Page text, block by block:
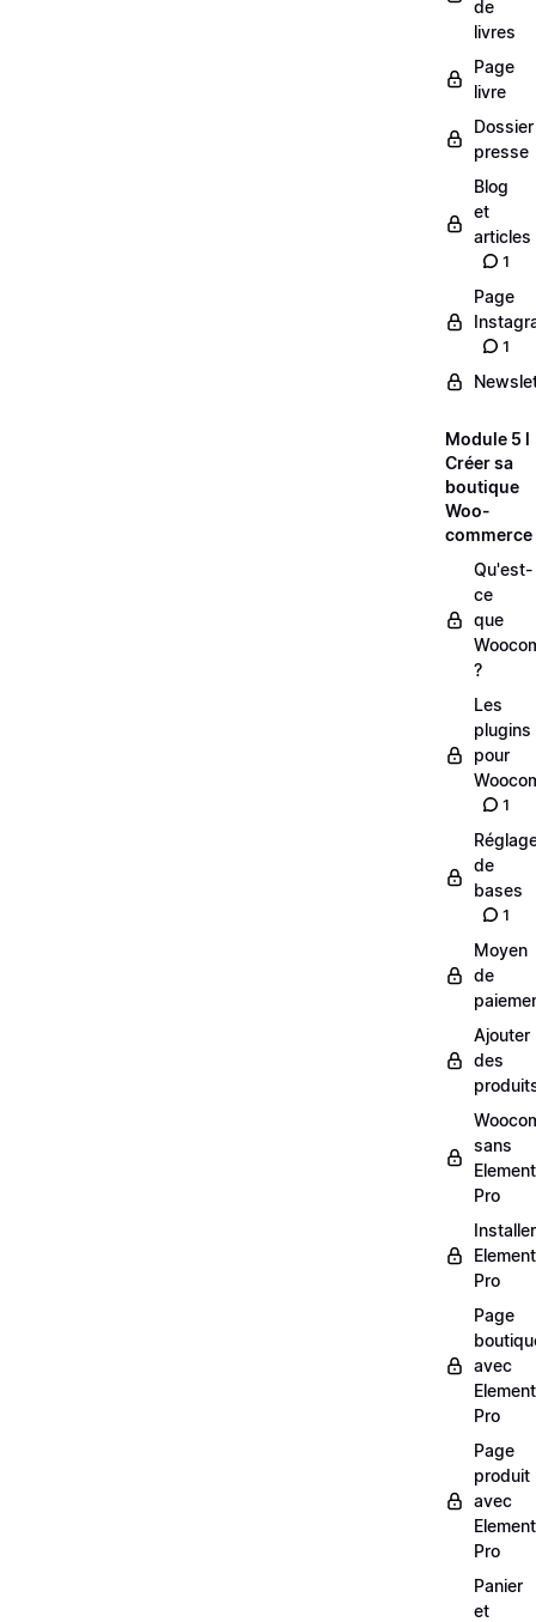
de
livres
Page
livre
Dossier
presse
Blog
et
articles
1
Page
1
Module 5 l
Créer sa
boutique
Woo-
commerce
Qu'est-
ce
que
?
Les
plugins
pour
1
de
bases
1
Moyen
de
Ajouter
des
sans
Pro
Installer
Pro
Page
avec
Pro
Page
produit
avec
Pro
Panier
et